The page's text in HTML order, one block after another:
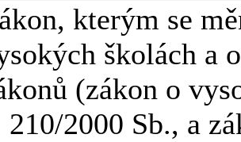
kterým se
školách a
(zákon o
210/2000 Sb., a